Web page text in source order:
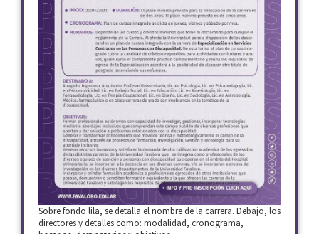
Sobre fondo lila, se detalla el nombre de la carrera. Debajo, los
directores y detalles como: modalidad, cronograma,